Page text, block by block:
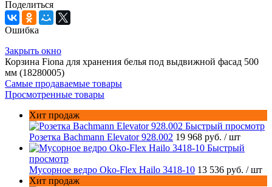
Поделиться
Ошибка
Закрыть окно
Корзина Fiona для хранения белья под выдвижной фасад 500
мм (18280005)
Самые продаваемые товары
Просмотренные товары
Хит продаж
Быстрый просмотр
Розетка Bachmann Elevator 928.002 19 968 руб. / шт
Быстрый
просмотр
Мусорное ведро Oko-Flex Hailo 3418-10 13 536 руб. / шт
Хит продаж